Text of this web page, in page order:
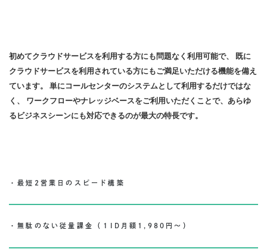
初めてクラウドサービスを利用する方にも問題なく利用可能で、 既に
クラウドサービスを利用されている方にもご満足いただける機能を備え
ています。 単にコールセンターのシステムとして利用するだけではな
く、 ワークフローやナレッジベースをご利用いただくことで、あらゆ
るビジネスシーンにも対応できるのが最大の特長です。
・最短2営業日のスピード構築
・無駄のない従量課金（１ID月額1,980円～）